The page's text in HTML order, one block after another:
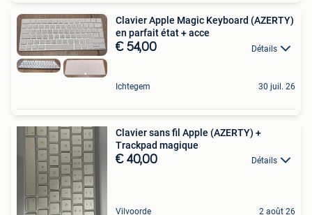
Clavier Apple Magic Keyboard (AZERTY)
en parfait état + acce
€ 54,00 Détails
Ichtegem 30 juil. 26
Clavier sans fil Apple (AZERTY) +
Trackpad magique
€ 40,00 Détails
Vilvoorde 2 août 26